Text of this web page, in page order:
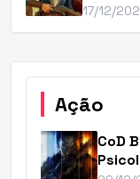
17/12/
Ação
CoD